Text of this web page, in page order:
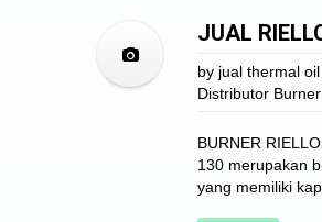
JUAL
by jual thermal oil
Distributor
BURNER
130 merupakan
yang memiliki